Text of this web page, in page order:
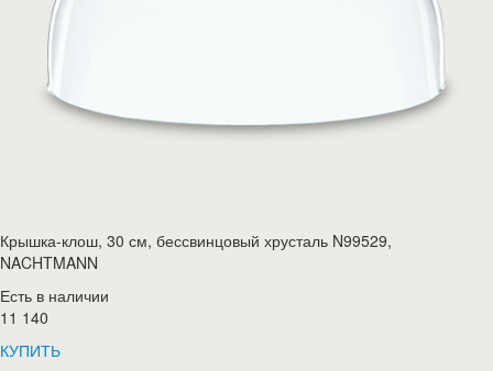
Крышка-клош, 30 см, бессвинцовый хрусталь N99529,
NACHTMANN
Есть в наличии
11 140
КУПИТЬ